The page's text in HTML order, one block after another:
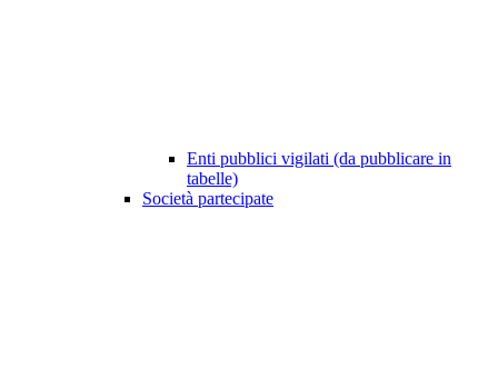
Enti pubblici vigilati (da pubblicare in
tabelle)
Società partecipate